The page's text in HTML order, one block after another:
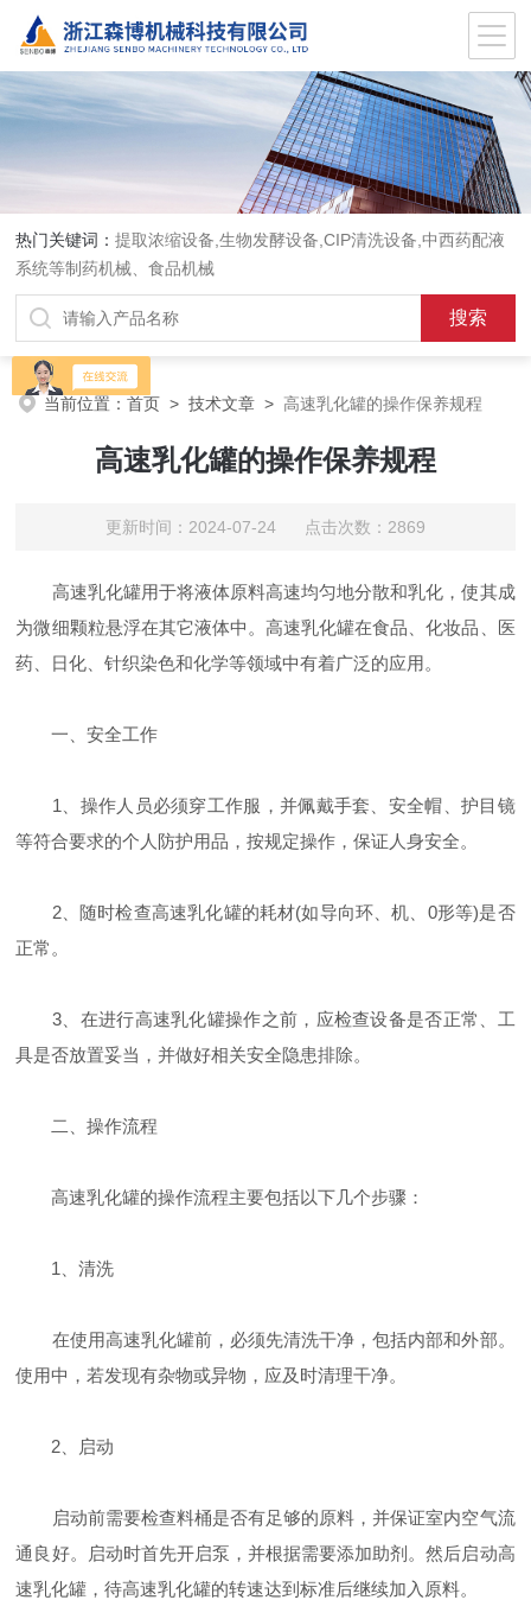
热门关键词：提取浓缩设备,生物发酵设备,CIP清洗设备,中西药配液
系统等制药机械、食品机械
当前位置：首页 >技术文章 > 高速乳化罐的操作保养规程
高速乳化罐的操作保养规程
更新时间：2024-07-24 点击次数：2869
高速乳化罐用于将液体原料高速均匀地分散和乳化，使其成
为微细颗粒悬浮在其它液体中。高速乳化罐在食品、化妆品、医
药、日化、针织染色和化学等领域中有着广泛的应用。
一、安全工作
1、操作人员必须穿工作服，并佩戴手套、安全帽、护目镜
等符合要求的个人防护用品，按规定操作，保证人身安全。
2、随时检查高速乳化罐的耗材(如导向环、机、0形等)是否
正常。
3、在进行高速乳化罐操作之前，应检查设备是否正常、工
具是否放置妥当，并做好相关安全隐患排除。
二、操作流程
高速乳化罐的操作流程主要包括以下几个步骤：
1、清洗
在使用高速乳化罐前，必须先清洗干净，包括内部和外部。
使用中，若发现有杂物或异物，应及时清理干净。
2、启动
启动前需要检查料桶是否有足够的原料，并保证室内空气流
通良好。启动时首先开启泵，并根据需要添加助剂。然后启动高
速乳化罐，待高速乳化罐的转速达到标准后继续加入原料。